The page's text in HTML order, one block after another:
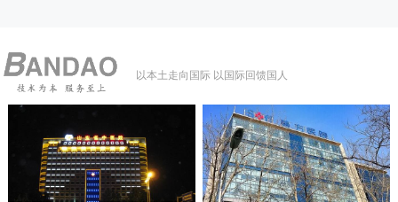
以本土走向国际 以国际回馈国人